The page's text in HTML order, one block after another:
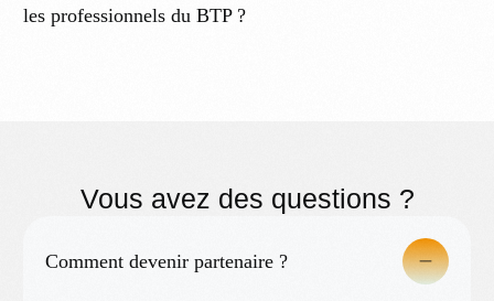
les professionnels du BTP ?
Vous avez des questions ?
Comment devenir partenaire ?